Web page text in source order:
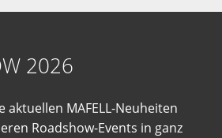
2026
aktuellen MAFELL-Neuheiten
Roadshow-Events in ganz